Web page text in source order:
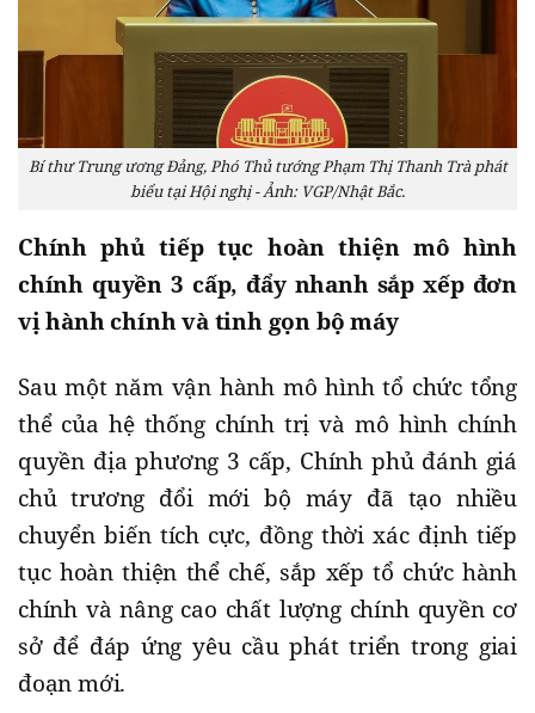
Bí thư Trung ương Đảng, Phó Thủ tướng Phạm Thị Thanh Trà phát
biểu tại Hội nghị - Ảnh: VGP/Nhật Bắc.
Chính phủ tiếp tục hoàn thiện mô hình
chính quyền 3 cấp, đẩy nhanh sắp xếp đơn
vị hành chính và tinh gọn bộ máy
Sau một năm vận hành mô hình tổ chức tổng
thể của hệ thống chính trị và mô hình chính
quyền địa phương 3 cấp, Chính phủ đánh giá
chủ trương đổi mới bộ máy đã tạo nhiều
chuyển biến tích cực, đồng thời xác định tiếp
tục hoàn thiện thể chế, sắp xếp tổ chức hành
chính và nâng cao chất lượng chính quyền cơ
sở để đáp ứng yêu cầu phát triển trong giai
đoạn mới.